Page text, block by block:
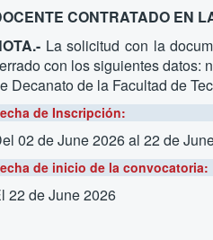
CONTRATADO EN
La solicitud con la
con los siguientes datos:
Decanato de la Facultad de
de Inscripción:
02 de June 2026al 22 de
de inicio de la convocatoria:
22 de June 2026